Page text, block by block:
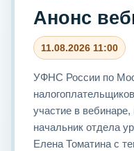
Анонс
11.08.2026 11:00
УФНС России по
участие в
начальник отдела
Елена Томатина с